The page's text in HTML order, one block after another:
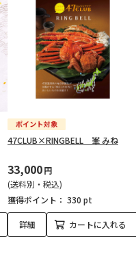
47CLUB×RINGBELL 峯 みね
33,000円
(送料別・税込)
獲得ポイント： 330 pt
詳細 カートに入れる